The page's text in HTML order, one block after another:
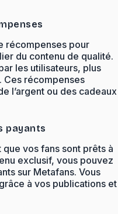
récompenses pour
du contenu de qualité.
les utilisateurs, plus
Ces récompenses
l’argent ou des cadeaux
payants
vos fans sont prêts à
exclusif, vous pouvez
sur Metafans. Vous
à vos publications et